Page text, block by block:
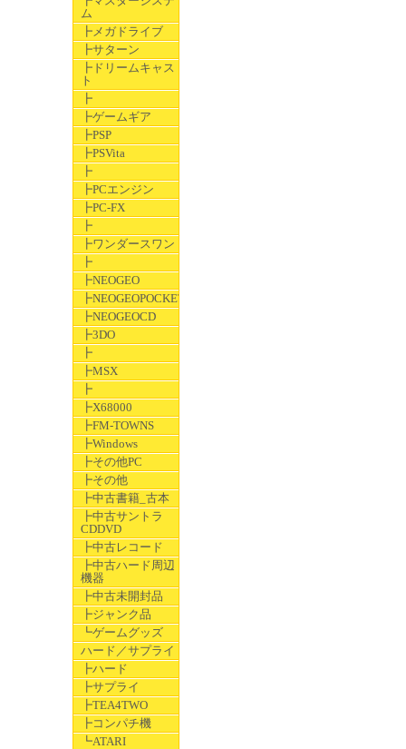
ム
┣メガドライブ
┣サターン
┣ドリームキャス
ト
┣
┣ゲームギア
┣PSP
┣PSVita
┣
┣PCエンジン
┣PC-FX
┣
┣ワンダースワン
┣
┣NEOGEO
┣NEOGEOPOCKET
┣NEOGEOCD
┣3DO
┣
┣MSX
┣
┣X68000
┣FM-TOWNS
┣Windows
┣その他PC
┣その他
┣中古書籍_古本
┣中古サントラ
CDDVD
┣中古レコード
┣中古ハード周辺
機器
┣中古未開封品
┣ジャンク品
┗ゲームグッズ
ハード／サプライ
┣ハード
┣サプライ
┣TEA4TWO
┣コンパチ機
┗ATARI